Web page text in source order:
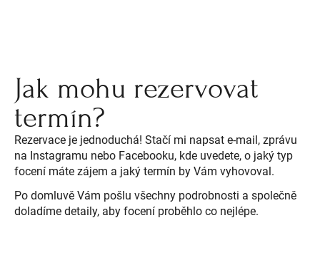
Jak mohu rezervovat
termín?
Rezervace je jednoduchá! Stačí mi napsat e-mail, zprávu
na Instagramu nebo Facebooku, kde uvedete, o jaký typ
focení máte zájem a jaký termín by Vám vyhovoval.
Po domluvě Vám pošlu všechny podrobnosti a společně
doladíme detaily, aby focení proběhlo co nejlépe.